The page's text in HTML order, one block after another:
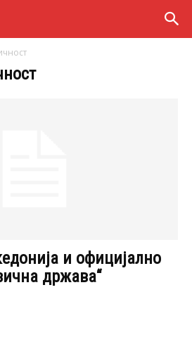
и официјално
држава“